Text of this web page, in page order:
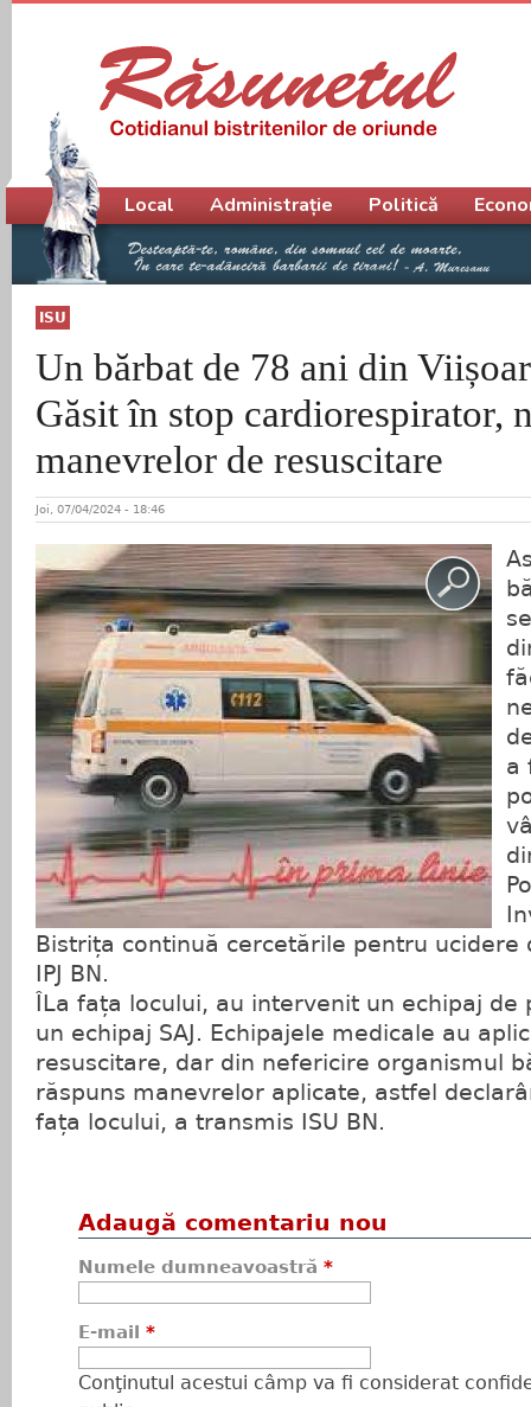
ISU
Un bărbat de 78 ani din
Găsit în stop cardiorespirator,
manevrelor de resuscitare
Joi, 07/04/2024 - 18:46
a
Bistrița continuă cercetările pentru ucidere
IPJ BN.
ÎLa fața locului, au intervenit un echipaj de
un echipaj SAJ. Echipajele medicale au
resuscitare, dar din nefericire organismul
răspuns manevrelor aplicate, astfel
fața locului, a transmis ISU BN.
Adaugă comentariu nou
Numele dumneavoastră *
E-mail *
Conţinutul acestui câmp va fi considerat
Meniu principal
Local Administrație Politică